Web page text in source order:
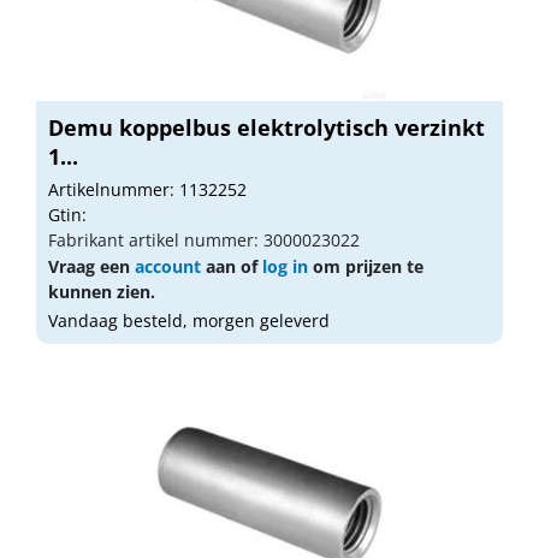
Demu koppelbus elektrolytisch verzinkt
1...
Artikelnummer: 1132252
Gtin:
Fabrikant artikel nummer: 3000023022
Vraag een account aan of log in om prijzen te
kunnen zien.
Vandaag besteld, morgen geleverd